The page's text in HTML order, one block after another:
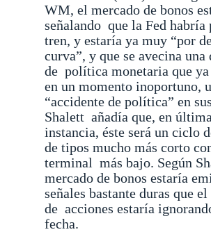
WM, el mercado de bonos
señalando que la Fed habría
tren, y estaría ya muy “por
curva”, y que se avecina una
de política monetaria que
en un momento inoportuno,
“accidente de política” en
Shalett añadía que, en última
instancia, éste será un ciclo
de tipos mucho más corto
terminal más bajo. Según
mercado de bonos estaría
señales bastante duras que
de acciones estaría
fecha.